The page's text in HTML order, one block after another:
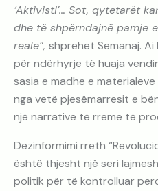
‘Aktivisti’… Sot, qytetarët
dhe të shpërndajnë pamje
reale”, shprehet Semanaj.
për ndërhyrje të huaja
sasia e madhe e
nga vetë pjesëmarresit e
një narrative të rreme të
Dezinformimi rreth
është thjesht një seri
politik për të kontrolluar